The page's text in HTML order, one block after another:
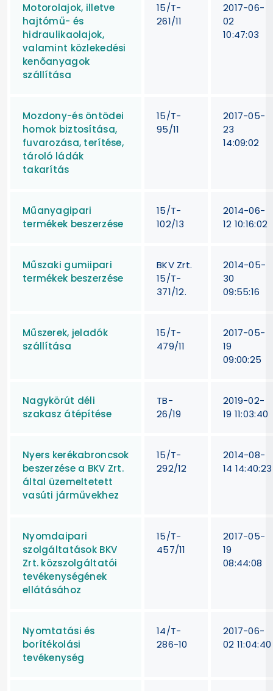
Motorolajok, illetve
hajtómű- és
hidraulikaolajok,
valamint közlekedési
kenőanyagok
szállítása
15/T-
261/11
2017-06-
02
10:47:03
Mozdony-és öntödei
homok biztosítása,
fuvarozása, terítése,
tároló ládák
takarítás
15/T-
95/11
2017-05-
23
14:09:02
Műanyagipari
termékek beszerzése
15/T-
102/13
2014-06-
12 10:16:02
Műszaki gumiipari
termékek beszerzése
BKV Zrt.
15/T-
371/12.
2014-05-
30
09:55:16
Műszerek, jeladók
szállítása
15/T-
479/11
2017-05-
19
09:00:25
Nagykörút déli
szakasz átépítése
TB-
26/19
2019-02-
19 11:03:40
Nyers kerékabroncsok
beszerzése a BKV Zrt.
által üzemeltetett
vasúti járművekhez
15/T-
292/12
2014-08-
14 14:40:23
Nyomdaipari
szolgáltatások BKV
Zrt. közszolgáltatói
tevékenységének
ellátásához
15/T-
457/11
2017-05-
19
08:44:08
Nyomtatási és
borítékolási
tevékenység
14/T-
286-10
2017-06-
02 11:04:40